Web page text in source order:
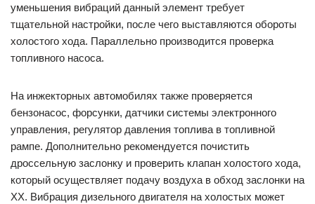
уменьшения вибраций данный элемент требует
тщательной настройки, после чего выставляются обороты
холостого хода. Параллельно производится проверка
топливного насоса.
На инжекторных автомобилях также проверяется
бензонасос, форсунки, датчики системы электронного
управления, регулятор давления топлива в топливной
рампе. Дополнительно рекомендуется почистить
дроссельную заслонку и проверить клапан холостого хода,
который осуществляет подачу воздуха в обход заслонки на
ХХ. Вибрация дизельного двигателя на холостых может